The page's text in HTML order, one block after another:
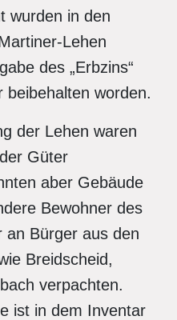
wurden in den
Lehen
des „Erbzins“
worden.
der Lehen waren
Güter
aber Gebäude
Bewohner des
an Bürger aus den
Breidscheid,
verpachten.
ist in dem Inventar